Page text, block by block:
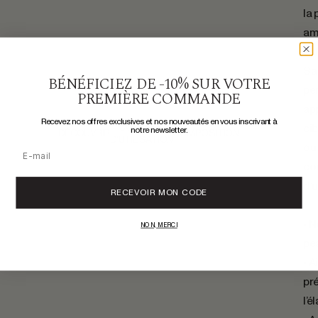
CONSEILS
COMPOSITION
la
BÉNÉFICIEZ DE -10% SUR VOTRE
PREMIÈRE COMMANDE
Recevez nos offres exclusives et nos nouveautés en vous inscrivant à
notre newsletter.
RECEVOIR MON CODE
NON, MERCI